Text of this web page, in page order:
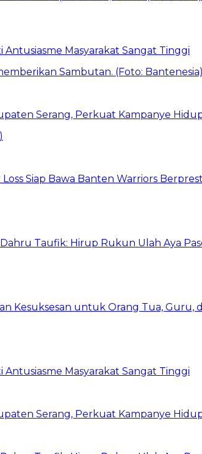
Masyarakat Sangat Tinggi
Serang, Perkuat Kampanye
Siap Bawa Banten Warriors
Taufik: Hirup Rukun Ulah Aya
Kesuksesan untuk Orang Tua, Guru,
Masyarakat Sangat Tinggi
Serang, Perkuat Kampanye